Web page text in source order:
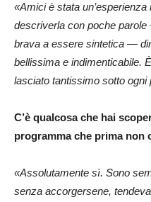
«Amici è stata
descriverla con poche
brava a essere sintetica —
bellissima e indimenticabile.
lasciato tantissimo sotto ogni
C’è qualcosa che hai
programma che prima non
«Assolutamente sì. Sono
senza accorgersene,